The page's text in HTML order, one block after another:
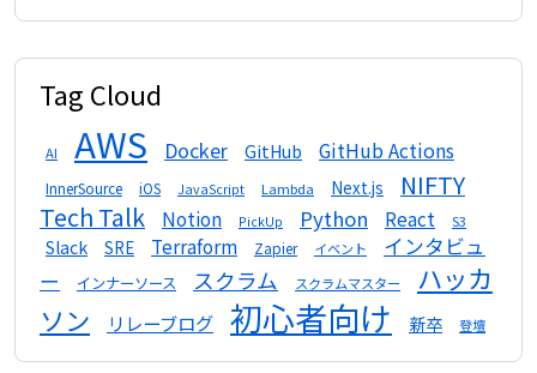
Tag Cloud
AI AWS Docker GitHub GitHub Actions
InnerSource iOS JavaScript Lambda Next.js
NIFTY
Tech Talk
Notion PickUp Python React S3
Slack SRE Terraform Zapier イベント
インタビュ
ー
インナーソース スクラム スクラムマスター
ハッカ
ソン
リレーブログ 初心者向け 新卒 登壇